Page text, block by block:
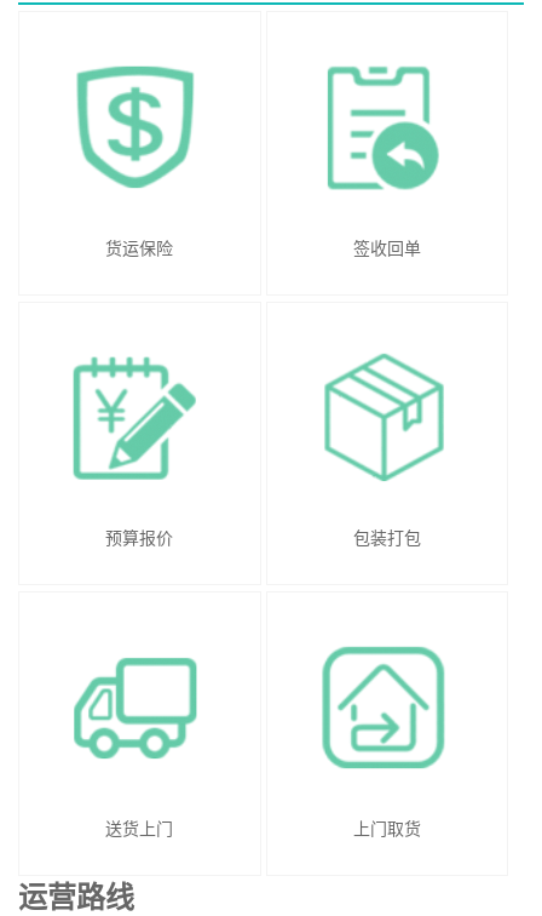
货运保险 签收回单
预算报价 包装打包
送货上门 上门取货
运营路线